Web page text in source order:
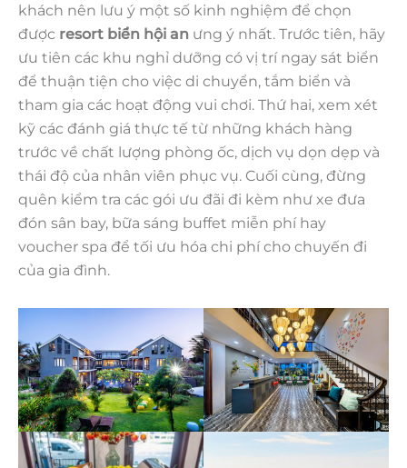
khách nên lưu ý một số kinh nghiệm để chọn
được resort biển hội an ưng ý nhất. Trước tiên, hãy
ưu tiên các khu nghỉ dưỡng có vị trí ngay sát biển
để thuận tiện cho việc di chuyển, tắm biển và
tham gia các hoạt động vui chơi. Thứ hai, xem xét
kỹ các đánh giá thực tế từ những khách hàng
trước về chất lượng phòng ốc, dịch vụ dọn dẹp và
thái độ của nhân viên phục vụ. Cuối cùng, đừng
quên kiểm tra các gói ưu đãi đi kèm như xe đưa
đón sân bay, bữa sáng buffet miễn phí hay
voucher spa để tối ưu hóa chi phí cho chuyến đi
của gia đình.